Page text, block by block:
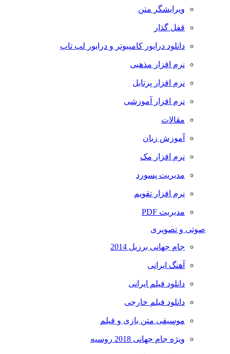
ویرایشگر متن
قفل گذار
دانلود درایور کامپیوتر و درایور لپ تاپ
نرم افزار مذهبی
نرم افزار پرتابل
نرم افزار آموزشی
مقالات
آموزش زبان
نرم افزار مک
مدیریت پسورد
نرم افزار تقویم
مدیریت PDF
صوتی و تصویری
جام جهانی برزیل 2014
آهنگ ایرانی
دانلود فیلم ایرانی
دانلود فیلم خارجی
موسیقی متن بازی و فیلم
ویژه جام جهانی 2018 روسیه